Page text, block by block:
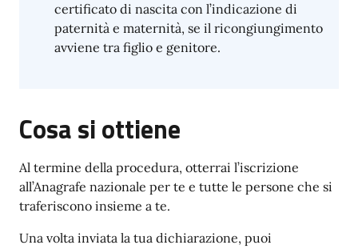
certificato di nascita con l’indicazione di
paternità e maternità, se il ricongiungimento
avviene tra figlio e genitore.
Cosa si ottiene
Al termine della procedura, otterrai l’iscrizione
all’Anagrafe nazionale per te e tutte le persone che si
traferiscono insieme a te.
Una volta inviata la tua dichiarazione, puoi